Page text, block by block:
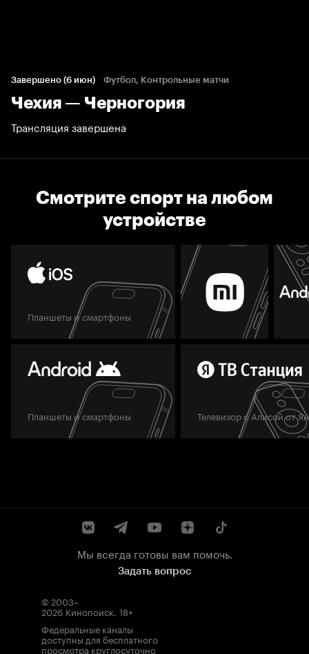
Завершено (6 июн) Футбол, Контрольные матчи
Чехия — Черногория
Трансляция завершена
Смотрите спорт на любом
устройстве
Планшеты и смартфоны
Планшеты и смартфоны Телевизор с Алисой от
Мы всегда готовы вам помочь.
Задать вопрос
© 2003–
2026 Кинопоиск. 18+
Федеральные каналы
доступны для бесплатного
просмотра круглосуточно